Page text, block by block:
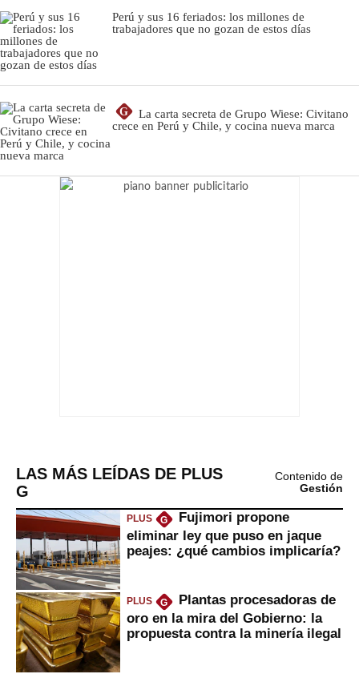
Perú y sus 16 feriados: los millones de
trabajadores que no gozan de estos días
G
La carta secreta de Grupo Wiese: Civitano
crece en Perú y Chile, y cocina nueva marca
LAS MÁS LEÍDAS DE PLUS
G
Contenido de
Gestión
PLUS G
Fujimori propone
eliminar ley que puso en jaque
peajes: ¿qué cambios implicaría?
PLUS G
Plantas procesadoras de
oro en la mira del Gobierno: la
propuesta contra la minería ilegal